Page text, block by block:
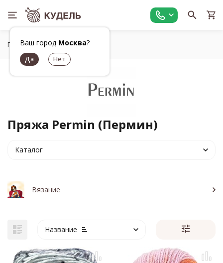
Ваш город Москва?
Главная Бренды Permin
Пряжа Permin (Пермин)
Каталог
Вязание
Название